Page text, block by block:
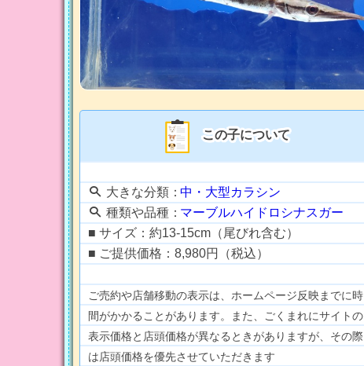
この子について
大きな分類：中・大型カラシン
種類や品種：マーブルハイドロシナスガー
■ サイズ：約13-15cm（尾びれ含む）
■ ご提供価格：8,980円（税込）
ご売約や店舗移動の表示は、ホームページ反映までに時
間がかかることがあります。また、ごくまれにサイトの
表示価格と店頭価格が異なるときがありますが、その際
は店頭価格を優先させていただきます